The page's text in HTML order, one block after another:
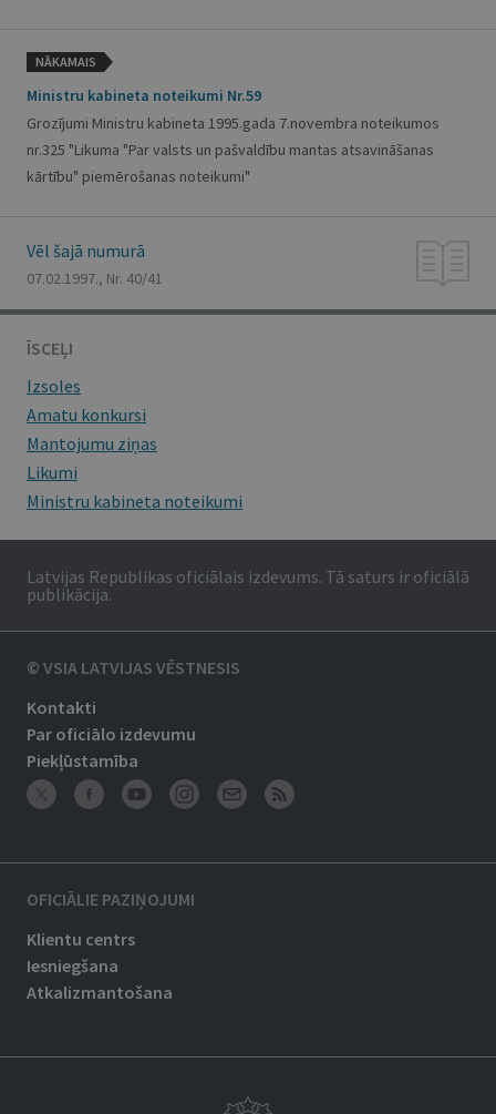
NĀKAMAIS
Ministru kabineta noteikumi Nr.59
Grozījumi Ministru kabineta 1995.gada 7.novembra noteikumos
nr.325 "Likuma "Par valsts un pašvaldību mantas atsavināšanas
kārtību" piemērošanas noteikumi"
Vēl šajā numurā
07.02.1997., Nr. 40/41
ĪSCEĻI
Izsoles
Amatu konkursi
Mantojumu ziņas
Likumi
Ministru kabineta noteikumi
Latvijas Republikas oficiālais izdevums. Tā saturs ir oficiālā
publikācija.
© VSIA LATVIJAS VĒSTNESIS
Kontakti
Par oficiālo izdevumu
Piekļūstamība
OFICIĀLIE PAZIŅOJUMI
Klientu centrs
Iesniegšana
Atkalizmantošana